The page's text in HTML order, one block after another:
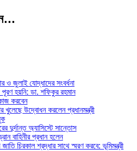
ও জুলাই যোদ্ধাদের সংবর্ধনা
হয়নি: ডা. শফিকুর রহমান
করবেন
খুলেছে উদ্বোধন করলেন প্রধানমন্ত্রী
দুর্দান্ত অ্যাসিস্টে সান্তোস
বাহিনীর প্রধান হলেন
চিরকাল শ্রদ্ধার সাথে স্মরণ করবে: ভূমিমন্ত্রী